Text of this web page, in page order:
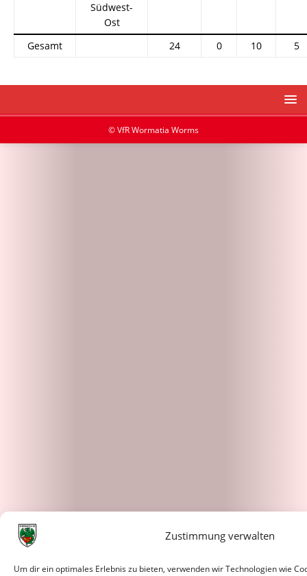
Zustimmung verwalten
Um dir ein optimales Erlebnis zu bieten, verwenden wir Technologien wie
Südwest-
Ost
Gesamt 24 0 10 5
© VfR Wormatia Worms